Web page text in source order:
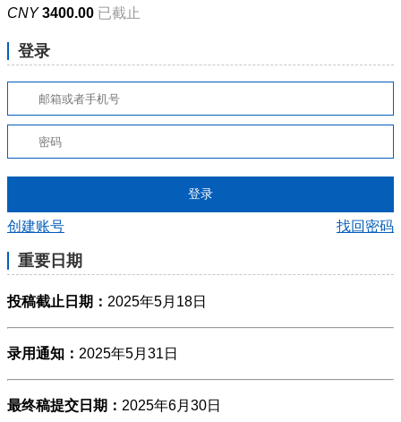
CNY 3400.00 已截止
登录
登录
创建账号 找回密码
重要日期
投稿截止日期： 2025年5月18日
录用通知： 2025年5月31日
最终稿提交日期： 2025年6月30日